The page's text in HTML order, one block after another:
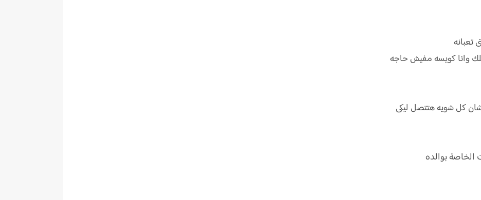
تعبانه
وانا كويسه مفيش حاجه
كل شويه هتتصل ليكى
بوالده